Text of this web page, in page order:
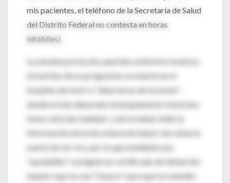
mis pacientes, el teléfono de la Secretaría de Salud
del Distrito Federal no contesta en horas
inhábiles).
La semana previa dos queridos enfermos tuvieron
el mal tino de no programar su muerte en el
hospital, de morir a "altas horas de la noche" -
donde el más depurado ionesquianismo mexicano
toma carta de realidad- y de no haber leído la
información de la Secretaría de Salud. Uno tenía la
suerte de ser rico, por lo que mediante una
"ayudadita" consiguió un certificado de defunción
(espero que no sea "chueco" para que no manden